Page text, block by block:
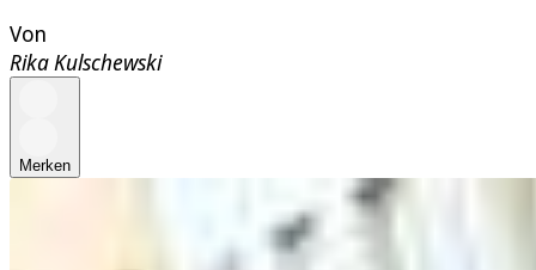
Von
Rika Kulschewski
Merken